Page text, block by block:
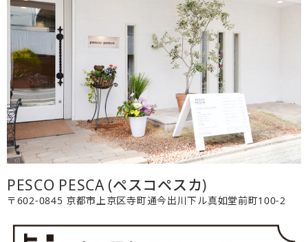
PESCO PESCA (ペスコペスカ)
〒602-0845 京都市上京区寺町通今出川下ル真如堂前町100-2